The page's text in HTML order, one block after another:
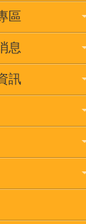
區
息
訊